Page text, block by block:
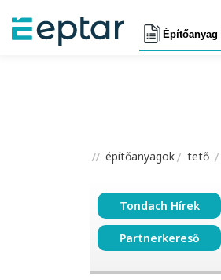
Építőanyag
építőanyagok tető
Tondach Hírek
Partnerkereső